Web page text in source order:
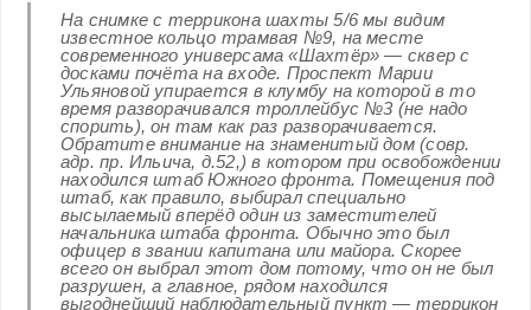
На снимке с террикона шахты 5/6 мы видим
известное кольцо трамвая №9, на месте
современного универсама «Шахтёр» — сквер с
досками почёта на входе. Проспект Марии
Ульяновой упирается в клумбу на которой в то
время разворачивался троллейбус №3 (не надо
спорить), он там как раз разворачивается.
Обратите внимание на знаменитый дом (совр.
адр. пр. Ильича, д.52,) в котором при освобождении
находился штаб Южного фронта. Помещения под
штаб, как правило, выбирал специально
высылаемый вперёд один из заместителей
начальника штаба фронта. Обычно это был
офицер в звании капитана или майора. Скорее
всего он выбрал этот дом потому, что он не был
разрушен, а главное, рядом находился
выгоднейший наблюдательный пункт — террикон